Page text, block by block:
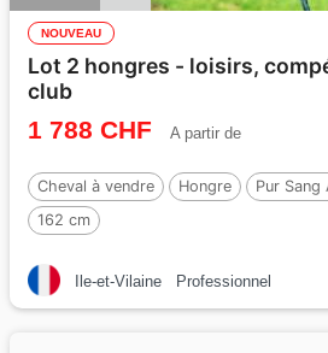
NOUVEAU
Lot 2 hongres - loisirs,
club
1 788 CHF A partir de
Cheval à vendre Hongre Pur Sang
162 cm
Ile-et-Vilaine Professionnel